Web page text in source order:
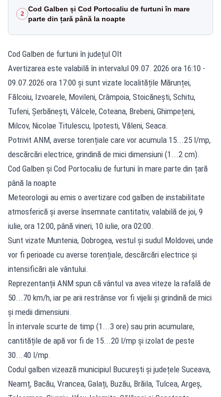
2
Cod Galben și Cod Portocaliu de furtuni în mare
parte din țară până la noapte
Cod Galben de furtuni în județul Olt
Avertizarea este valabilă în intervalul 09.07. 2026 ora 16:10 -
09.07.2026 ora 17:00 și sunt vizate localitățile Mărunței,
Fălcoiu, Izvoarele, Movileni, Crâmpoia, Stoicănești, Schitu,
Tufeni, Șerbănești, Vâlcele, Coteana, Brebeni, Ghimpețeni,
Milcov, Nicolae Titulescu, Ipotesti, Văleni, Seaca.
Potrivit ANM, averse torențiale care vor acumula 15...25 l/mp,
descărcări electrice, grindină de mici dimensiuni (1...2 cm).
Cod Galben și Cod Portocaliu de furtuni în mare parte din țară
până la noapte
Meteorologii au emis o avertizare cod galben de instabilitate
atmosferică și averse însemnate cantitativ, valabilă de joi, 9
iulie, ora 12:00, până vineri, 10 iulie, ora 02:00.
Sunt vizate Muntenia, Dobrogea, vestul și sudul Moldovei, unde
vor fi perioade cu averse torențiale, descărcări electrice și
intensificări ale vântului.
Reprezentanții ANM spun că vântul va avea viteze la rafală de
50...70 km/h, iar pe arii restrânse vor fi vijelii și grindină de mici
și medii dimensiuni.
În intervale scurte de timp (1...3 ore) sau prin acumulare,
cantitățile de apă vor fi de 15...20 l/mp și izolat de peste
30...40 l/mp.
Codul galben vizează municipiul București și județele Suceava,
Neamț, Bacău, Vrancea, Galați, Buzău, Brăila, Tulcea, Argeș,